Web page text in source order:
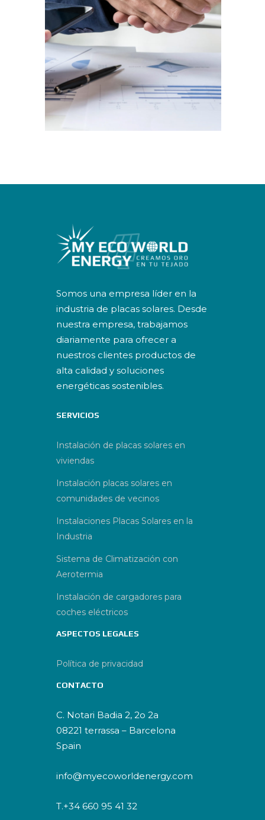
Somos una empresa líder en la
industria de placas solares. Desde
nuestra empresa, trabajamos
diariamente para ofrecer a
nuestros clientes productos de
alta calidad y soluciones
energéticas sostenibles.
SERVICIOS
Instalación de placas solares en
viviendas
Instalación placas solares en
comunidades de vecinos
Instalaciones Placas Solares en la
Industria
Sistema de Climatización con
Aerotermia
Instalación de cargadores para
coches eléctricos
ASPECTOS LEGALES
Política de privacidad
CONTACTO
C. Notari Badia 2, 2o 2a
08221 terrassa – Barcelona
Spain
info@myecoworldenergy.com
T.+34 660 95 41 32